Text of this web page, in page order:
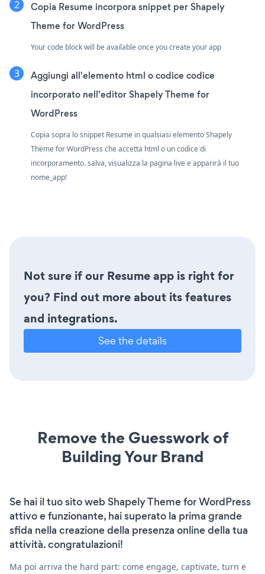
Copia Resume incorpora snippet per Shapely
Theme for WordPress
Your code block will be available once you create your app
Aggiungi all'elemento html o codice codice
incorporato nell'editor Shapely Theme for
WordPress
Copia sopra lo snippet Resume in qualsiasi elemento Shapely
Theme for WordPress che accetta html o un codice di
incorporamento. salva, visualizza la pagina live e apparirà il tuo
nome_app!
Not sure if our Resume app is right for
you? Find out more about its features
and integrations.
See the details
Remove the Guesswork of
Building Your Brand
Se hai il tuo sito web Shapely Theme for WordPress
attivo e funzionante, hai superato la prima grande
sfida nella creazione della presenza online della tua
attività. congratulazioni!
Ma poi arriva the hard part: come engage, captivate, turn e